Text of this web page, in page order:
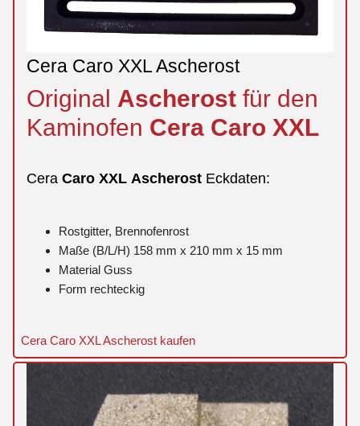
Cera Caro XXL Ascherost
Original Ascherost für den
Kaminofen Cera Caro XXL
Cera Caro XXL Ascherost Eckdaten:
Rostgitter, Brennofenrost
Maße (B/L/H) 158 mm x 210 mm x 15 mm
Material Guss
Form rechteckig
Cera Caro XXL Ascherost kaufen